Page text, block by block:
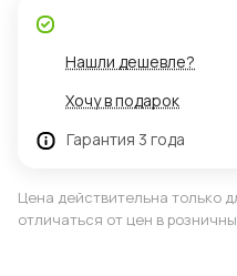
Нашли дешевле?
Хочу в подарок
Гарантия 3 года
Цена действительна только
отличаться от цен в